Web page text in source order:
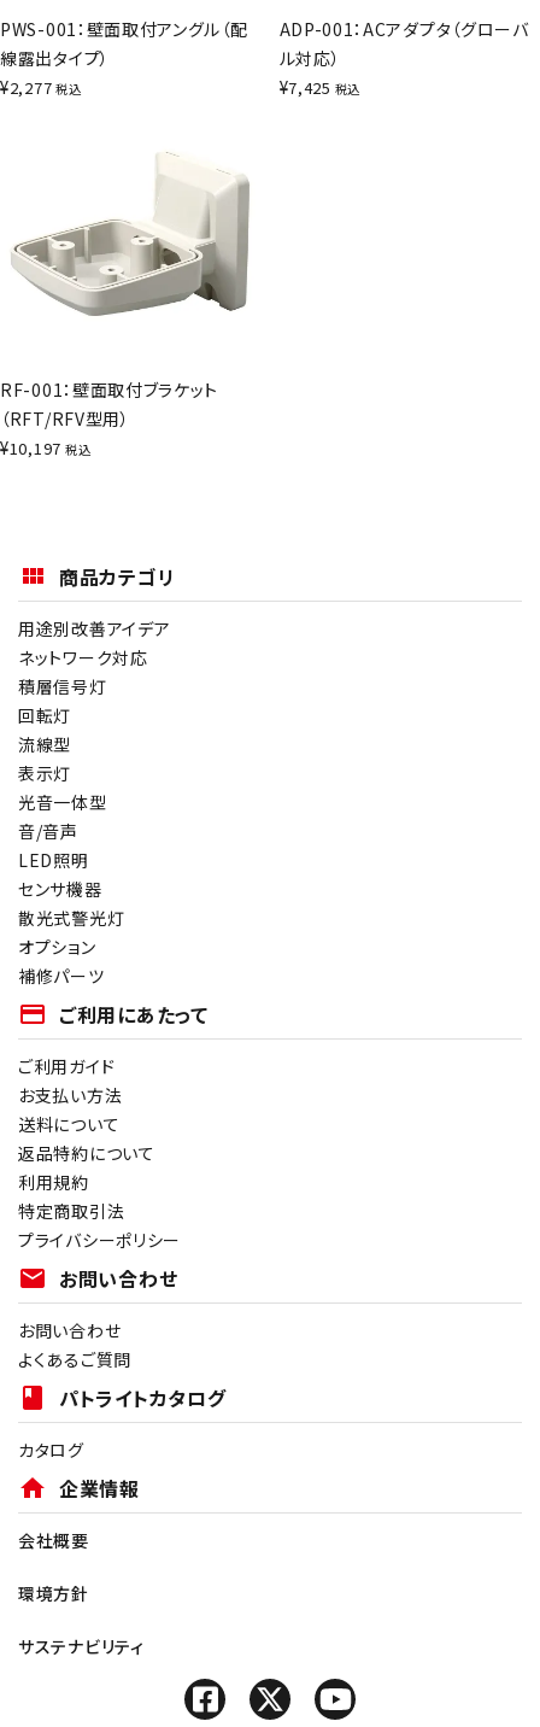
PWS-001：壁面取付アングル（配
線露出タイプ）
¥2,277 税込
ADP-001：ACアダプタ（グローバ
ル対応）
¥7,425 税込
RF-001：壁面取付ブラケット
（RFT/RFV型用）
¥10,197 税込
商品カテゴリ
用途別改善アイデア
ネットワーク対応
積層信号灯
回転灯
流線型
表示灯
光音一体型
音/音声
LED照明
センサ機器
散光式警光灯
オプション
補修パーツ
payment ご利用にあたって
ご利用ガイド
お支払い方法
送料について
返品特約について
利用規約
特定商取引法
プライバシーポリシー
mail お問い合わせ
お問い合わせ
よくあるご質問
book パトライトカタログ
カタログ
home 企業情報
会社概要
環境方針
サステナビリティ